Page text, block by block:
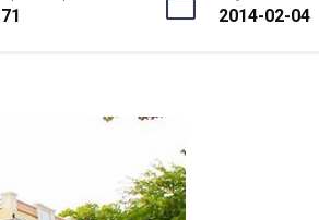
71 2014-02-04